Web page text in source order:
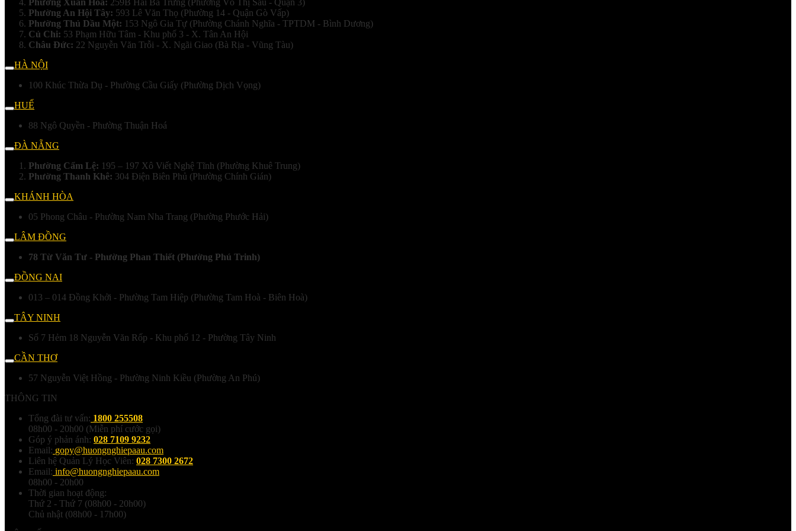
Phường Xuân Hoà: 259B Hai Bà Trưng (Phường Võ Thị Sáu - Quận 3)
Phường An Hội Tây: 593 Lê Văn Thọ (Phường 14 - Quận Gò Vấp)
Phường Thủ Dầu Một: 153 Ngô Gia Tự (Phường Chánh Nghĩa - TPTDM - Bình Dương)
Củ Chi: 53 Phạm Hữu Tâm - Khu phố 3 - X. Tân An Hội
Châu Đức: 22 Nguyễn Văn Trỗi - X. Ngãi Giao (Bà Rịa - Vũng Tàu)
HÀ NỘI
100 Khúc Thừa Dụ - Phường Cầu Giấy (Phường Dịch Vọng)
HUẾ
88 Ngô Quyền - Phường Thuận Hoá
ĐÀ NẴNG
Phường Cẩm Lệ: 195 – 197 Xô Viết Nghệ Tĩnh (Phường Khuê Trung)
Phường Thanh Khê: 304 Điện Biên Phủ (Phường Chính Gián)
KHÁNH HÒA
05 Phong Châu - Phường Nam Nha Trang (Phường Phước Hải)
LÂM ĐỒNG
78 Từ Văn Tư - Phường Phan Thiết (Phường Phú Trinh)
ĐỒNG NAI
013 – 014 Đồng Khởi - Phường Tam Hiệp (Phường Tam Hoà - Biên Hoà)
TÂY NINH
Số 7 Hẻm 18 Nguyễn Văn Rốp - Khu phố 12 - Phường Tây Ninh
CẦN THƠ
57 Nguyễn Việt Hồng - Phường Ninh Kiều (Phường An Phú)
THÔNG TIN
Tổng đài tư vấn: 1800 255508
08h00 - 20h00 (Miễn phí cước gọi)
Góp ý phản ánh: 028 7109 9232
Email: gopy@huongnghiepaau.com
Liên hệ Quản Lý Học Viên: 028 7300 2672
Email: info@huongnghiepaau.com
08h00 - 20h00
Thời gian hoạt động:
Thứ 2 - Thứ 7 (08h00 - 20h00)
Chủ nhật (08h00 - 17h00)